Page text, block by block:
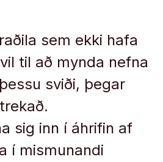
sem ekki hafa
til að mynda nefna
sviði, þegar
sig inn í áhrifin af
í mismunandi